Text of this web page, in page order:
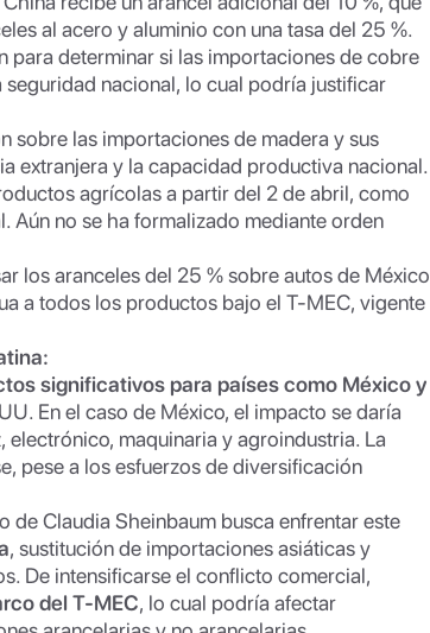
al acero y aluminio con una tasa del 25 %.
para determinar si las importaciones de cobre
nacional, lo cual podría justificar
sobre las importaciones de madera y sus
extranjera y la capacidad productiva nacional.
agrícolas a partir del 2 de abril, como
Aún no se ha formalizado mediante orden
los aranceles del 25 % sobre autos de México
a todos los productos bajo el T-MEC, vigente
significativos para países como México y
En el caso de México, el impacto se daría
maquinaria y agroindustria. La
pese a los esfuerzos de diversificación
de Claudia Sheinbaum busca enfrentar este
, sustitución de importaciones asiáticas y
De intensificarse el conflicto comercial,
del T-MEC, lo cual podría afectar